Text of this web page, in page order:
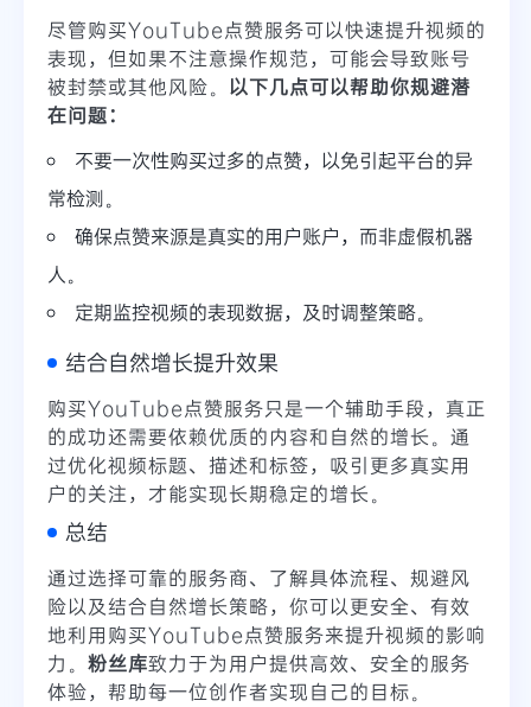
尽管购买YouTube点赞服务可以快速提升视频的
表现，但如果不注意操作规范，可能会导致账号
被封禁或其他风险。 以下几点可以帮助你规避潜
在问题：
不要一次性购买过多的点赞，以免引起平台的异
常检测。
确保点赞来源是真实的用户账户，而非虚假机器
人。
定期监控视频的表现数据，及时调整策略。
结合自然增长提升效果
购买YouTube点赞服务只是一个辅助手段，真正
的成功还需要依赖优质的内容和自然的增长。通
过优化视频标题、描述和标签，吸引更多真实用
户的关注，才能实现长期稳定的增长。
总结
通过选择可靠的服务商、了解具体流程、规避风
险以及结合自然增长策略，你可以更安全、有效
地利用购买YouTube点赞服务来提升视频的影响
力。 粉丝库致力于为用户提供高效、安全的服务
体验，帮助每一位创作者实现自己的目标。